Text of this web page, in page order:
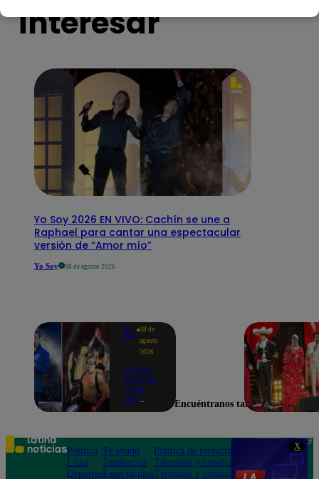
X
interesar
Yo Soy 2026 EN VIVO: Cachín se une a
Raphael para cantar una espectacular
versión de “Amor mío”
Yo Soy 08 de agosto 2026
Yo
Soy
08 de
agosto
2026
Yo Soy
2026 EN
VIVO:
Jely
Bravo
para
cantar
“Noelia”
Encuéntranos también en
Política
Lima
Deportes
Te ayudo
Tendencias
Espectáculos
Política de privacidad
Términos y condiciones
Términos y condiciones
Teléfono: 219
Av. San
Felipe 968